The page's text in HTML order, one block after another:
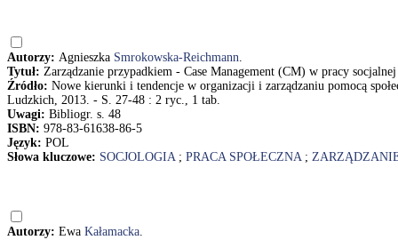
Autorzy: Agnieszka Smrokowska-Reichmann.
Tytuł: Zarządzanie przypadkiem - Case Management (CM) w pracy
Źródło: Nowe kierunki i tendencje w organizacji i zarządzaniu pomocą
Ludzkich, 2013. - S. 27-48 : 2 ryc., 1 tab.
Uwagi: Bibliogr. s. 48
ISBN: 978-83-61638-86-5
Język: POL
Słowa kluczowe: SOCJOLOGIA; PRACA SPOŁECZNA;
Autorzy: Ewa Kałamacka.